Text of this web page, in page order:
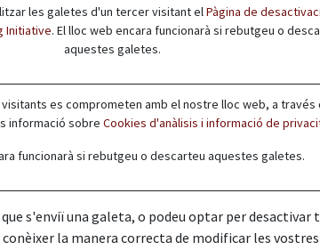
les galetes d'un tercer visitant elPàgina de
Initiative. El lloc web encara funcionarà si rebutgeu o
aquestes galetes.
es comprometen amb el nostre lloc web, a través
informació sobre Cookies d'anàlisis i informació de
funcionarà si rebutgeu o descarteu aquestes galetes.
s'enviï una galeta, o podeu optar per
la manera correcta de modificar les